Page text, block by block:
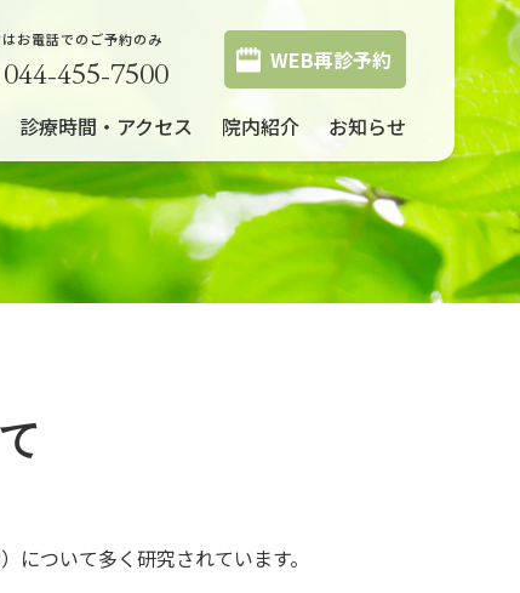
お電話でのご予約のみ
044-455-7500 WEB再診予約
診療時間・アクセス 院内紹介 お知らせ
ついて多く研究されています。